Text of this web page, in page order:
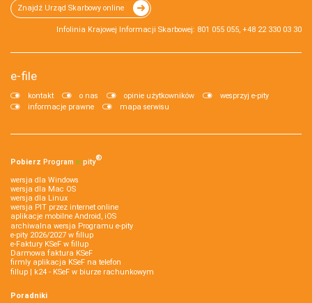
Znajdź Urząd Skarbowy online
Infolinia Krajowej Informacji Skarbowej: 801 055 055, +48 22 330 03 30
e-file
kontakt o nas opinie użytkowników
wesprzyj e-pity
informacje prawne
mapa serwisu
Pobierz Program e‑pity®
wersja dla Windows
wersja dla Mac OS
wersja dla Linux
wersja PIT przez internet online
aplikacje mobilne Android, iOS
archiwalna wersja Programu e-pity
e-pity 2026/2027 w fillup
e‑Faktury KSeF w fillup
Darmowa faktura KSeF
firmly aplikacja KSeF na telefon
fillup | k24 - KSeF w biurze rachunkowym
Poradniki